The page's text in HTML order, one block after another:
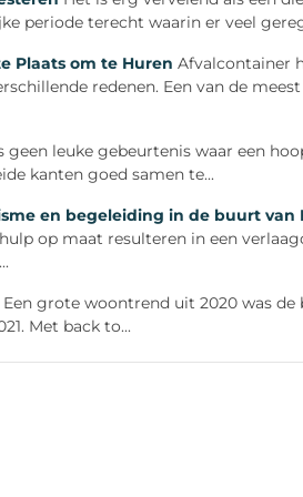
periode terecht waarin er veel
Plaats om te Huren Afvalcontainer
redenen. Een van de
geen leuke gebeurtenis waar een
kanten goed samen te...
en begeleiding in de buurt van
op maat resulteren in een
Een grote woontrend uit 2020 was
Met back to...